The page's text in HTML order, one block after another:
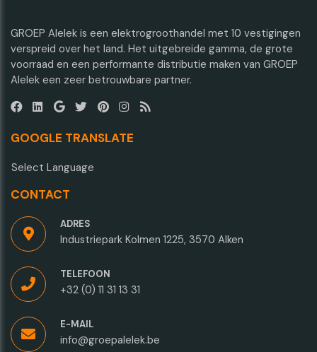
GROEP Alelek is een elektrogroothandel met 10 vestigingen
verspreid over het land. Het uitgebreide gamma, de grote
voorraad en een performante distributie maken van GROEP
Alelek een zeer betrouwbare partner.
GOOGLE TRANSLATE
Select Language
CONTACT
ADRES
Industriepark Kolmen 1225, 3570 Alken
TELEFOON
+32 (0) 11 31 13 31
E-MAIL
info@groepalelek.be